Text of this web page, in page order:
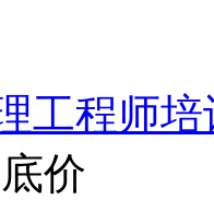
工程师培
价